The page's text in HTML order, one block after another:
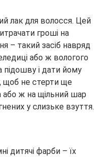
лак для волосся. Цей
гроші на
– такий засіб навряд
або ж вологого
і дати йому
щоб не стерти ще
або ж на щільний шар
у слизьке взуття.
дитячі фарби – їх